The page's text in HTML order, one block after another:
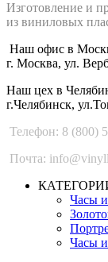
Изготовление и
из виниловых
Наш офис в
г. Москва, ул.
Наш цех в
г.Челябинск,
Телефон: 8 (800)
Почта:
Часы
Часы